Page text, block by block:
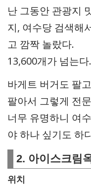
난 그동안 관광지
지, 여수당 검색해
고 깜짝 놀랐다.
13,600개가 넘는다.
바게트 버거도 팔
팔아서 그렇게 전
너무 유명하니 여
야 하나 싶기도 하
2. 아이스크림
위치